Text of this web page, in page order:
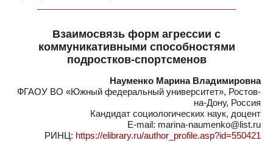
Взаимосвязь форм агрессии с
коммуникативными способностями
подростков-спортсменов
Науменко Марина Владимировна
ФГАОУ ВО «Южный федеральный университет», Ростов-
на-Дону, Россия
Кандидат социологических наук, доцент
E-mail: marina-naumenko@list.ru
РИНЦ: https://elibrary.ru/author_profile.asp?id=550421